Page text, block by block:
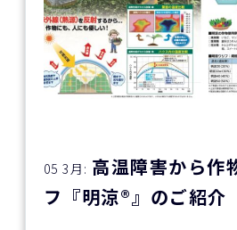
05 3月: 高温障害から作
フ『明涼®』のご紹介